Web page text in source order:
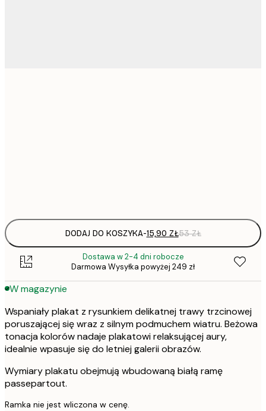
DODAJ DO KOSZYKA-15,90 ZŁ53 ZŁ
Dostawa w 2-4 dni robocze
Darmowa Wysyłka powyżej 249 zł
W magazynie
Wspaniały plakat z rysunkiem delikatnej trawy trzcinowej
poruszającej się wraz z silnym podmuchem wiatru. Beżowa
tonacja kolorów nadaje plakatowi relaksującej aury,
idealnie wpasuje się do letniej galerii obrazów.
Wymiary plakatu obejmują wbudowaną białą ramę
passepartout.
Ramka nie jest wliczona w cenę.